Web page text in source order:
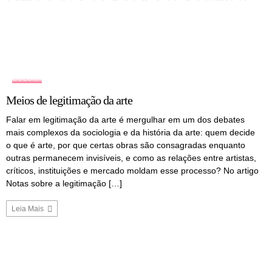
COLUNA
Meios de legitimação da arte
Falar em legitimação da arte é mergulhar em um dos debates
mais complexos da sociologia e da história da arte: quem decide
o que é arte, por que certas obras são consagradas enquanto
outras permanecem invisíveis, e como as relações entre artistas,
críticos, instituições e mercado moldam esse processo? No artigo
Notas sobre a legitimação […]
Leia Mais